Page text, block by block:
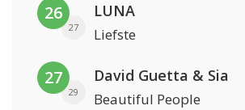
26
27
LUNA
Liefste
27
29
David Guetta & Sia
Beautiful People